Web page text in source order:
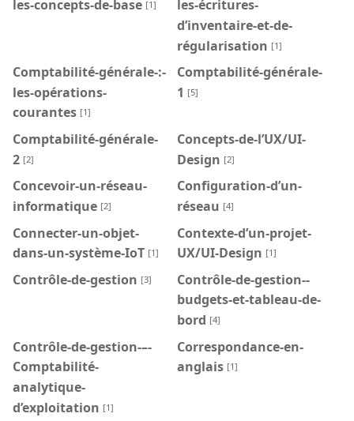
les-concepts-de-base [1]
les-écritures-
d’inventaire-et-de-
régularisation [1]
Comptabilité-générale-:-
les-opérations-
courantes [1]
Comptabilité-générale-
1 [5]
Comptabilité-générale-
2 [2]
Concepts-de-l’UX/UI-
Design [2]
Concevoir-un-réseau-
informatique [2]
Configuration-d’un-
réseau [4]
Connecter-un-objet-
dans-un-système-IoT [1]
Contexte-d’un-projet-
UX/UI-Design [1]
Contrôle-de-gestion [3]
Contrôle-de-gestion--
budgets-et-tableau-de-
bord [4]
Contrôle-de-gestion-–-
Comptabilité-
analytique-
d’exploitation [1]
Correspondance-en-
anglais [1]